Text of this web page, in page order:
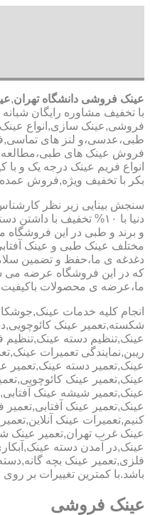
عینک فروشی دانشگاه تهران,
با تخفیف مشاوره رایگان
فروشی,عینک سازی,انواع عینک
طبی،عدسی،و لنز های
فروش عینک های طبی،مطالعه و
انواع فریم عینک درجه یک و
بکر با تخفیف ویژه,فروش عمده
سنجش بینایی زیر نظر
دنیا با ۱۰% تخفیف با
و برند و طبی در این فروشگاه
مختلف عینک طبی و عینک
دغدغه ی ما،حفظ و تضمین
که در این فروشگاه عرضه می
ما،عرضه ی محصولات
انجام کلیه خدمات
شکسته,تعمیر عینک
عینک,تنظیم دسته
ریبن,نمایندگی تعمیرات
عینک,تعمیر دسته عینک,تعمیر
عینک,تعمیر عینک
عینک,تعمیر شیشه عینک
عینک,تعمیر عینک
کنیم,تعمیرات عینک
عینک غرب تهران,تعمیر عینک
عینک,در آمدن دسته
باشد.با کمترین تغییرات بر
عینک فروشی